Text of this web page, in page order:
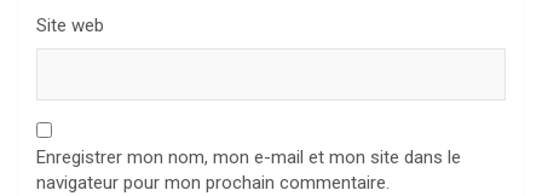
Site web
Enregistrer mon nom, mon e-mail et mon site dans le
navigateur pour mon prochain commentaire.